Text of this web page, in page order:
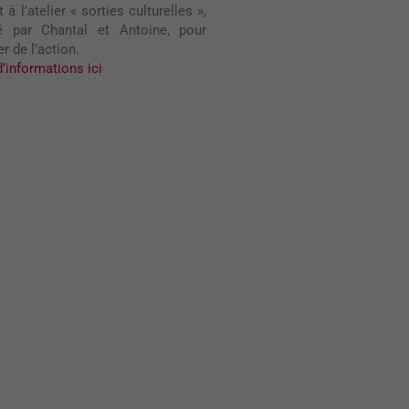
à l’atelier « sorties culturelles »,
par Chantal et Antoine, pour
de l’action.
ici